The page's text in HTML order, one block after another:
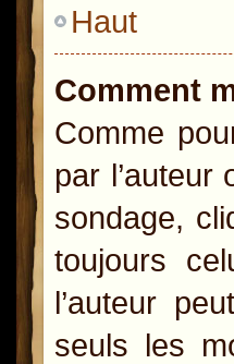
Haut
Comment
Comme
par
sondage,
toujours
l’auteur
seuls les